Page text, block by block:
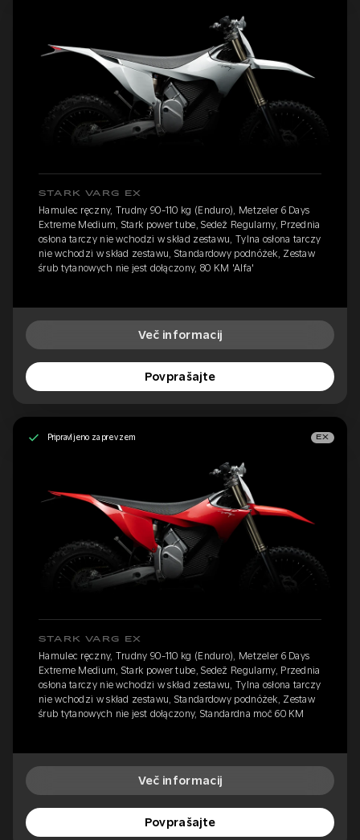
STARK VARG EX
Hamulec ręczny, Trudny 90-110 kg (Enduro), Metzeler 6 Days
Extreme Medium, Stark power tube, Sedež Regularny, Przednia
osłona tarczy nie wchodzi w skład zestawu, Tylna osłona tarczy
nie wchodzi w skład zestawu, Standardowy podnóżek, Zestaw
śrub tytanowych nie jest dołączony, 80 KM 'Alfa'
Več informacij
Povprašajte
Pripravljeno za prevzem EX
STARK VARG EX
Hamulec ręczny, Trudny 90-110 kg (Enduro), Metzeler 6 Days
Extreme Medium, Stark power tube, Sedež Regularny, Przednia
osłona tarczy nie wchodzi w skład zestawu, Tylna osłona tarczy
nie wchodzi w skład zestawu, Standardowy podnóżek, Zestaw
śrub tytanowych nie jest dołączony, Standardna moč 60 KM
Več informacij
Povprašajte